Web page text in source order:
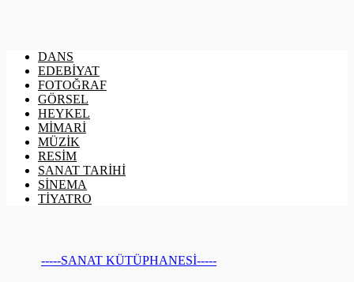
DANS
EDEBİYAT
FOTOĞRAF
GÖRSEL
HEYKEL
MİMARİ
MÜZİK
RESİM
SANAT TARİHİ
SİNEMA
TİYATRO
-----SANAT KÜTÜPHANESİ-----